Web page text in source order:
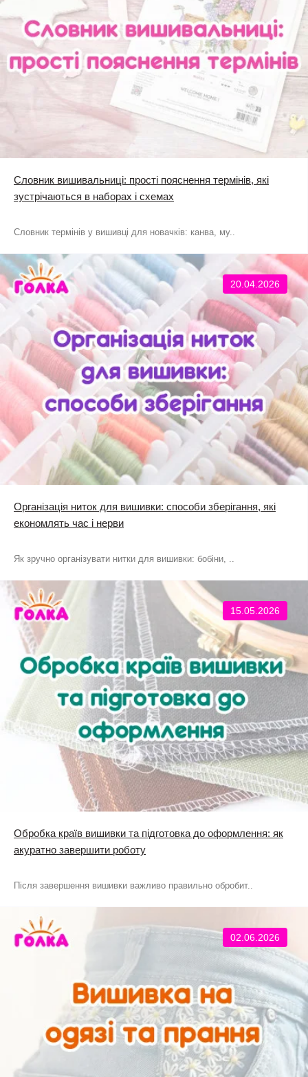
Словник вишивальниці: прості пояснення термінів, які
зустрічаються в наборах і схемах
Словник термінів у вишивці для новачків: канва, му..
20.04.2026
Організація ниток для вишивки: способи зберігання, які
економлять час і нерви
Як зручно організувати нитки для вишивки: бобіни, ..
15.05.2026
Обробка країв вишивки та підготовка до оформлення: як
акуратно завершити роботу
Після завершення вишивки важливо правильно обробит..
02.06.2026